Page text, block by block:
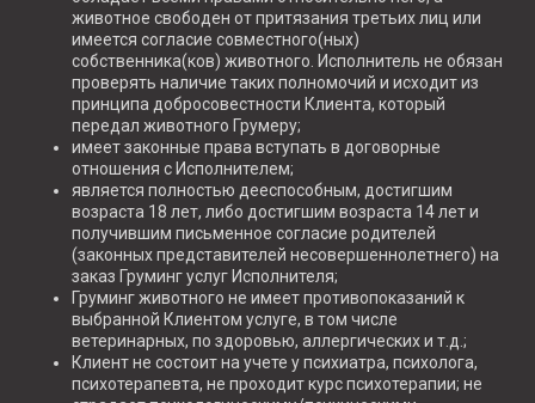
животное свободен от притязания третьих лиц или
имеется согласие совместного(ных)
собственника(ков) животного. Исполнитель не обязан
проверять наличие таких полномочий и исходит из
принципа добросовестности Клиента, который
передал животного Грумеру;
имеет законные права вступать в договорные
отношения с Исполнителем;
является полностью дееспособным, достигшим
возраста 18 лет, либо достигшим возраста 14 лет и
получившим письменное согласие родителей
(законных представителей несовершеннолетнего) на
заказ Груминг услуг Исполнителя;
Груминг животного не имеет противопоказаний к
выбранной Клиентом услуге, в том числе
ветеринарных, по здоровью, аллергических и т.д.;
Клиент не состоит на учете у психиатра, психолога,
психотерапевта, не проходит курс психотерапии; не